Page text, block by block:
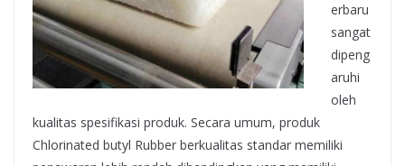
erbaru
sangat
dipeng
aruhi
oleh
kualitas spesifikasi produk. Secara umum, produk
Chlorinated butyl Rubber berkualitas standar memiliki